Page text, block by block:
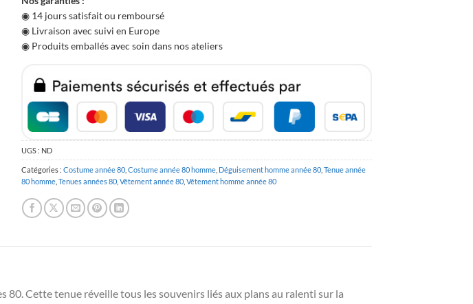
◉ 14 jours satisfait ou remboursé
◉ Livraison avec suivi en Europe
◉ Produits emballés avec soin dans nos ateliers
UGS : ND
Catégories : Costume année 80 Costume année 80 homme Déguisement homme année 80 Tenue année
80 homme Tenues années 80 Vêtement année 80 Vêtement homme année 80
80. Cette tenue réveille tous les souvenirs liés aux plans au ralenti sur la